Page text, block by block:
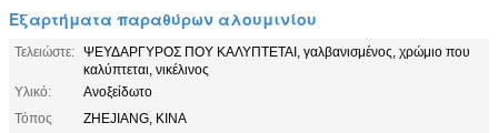
Εξαρτήματα παραθύρων αλουμινίου
Τελειώστε: ΨΕΥΔΑΡΓΥΡΟΣ ΠΟΥ ΚΑΛΥΠΤΕΤΑΙ, γαλβανισμένος, χρώμιο που
καλύπτεται, νικέλινος
Υλικό:
Ανοξείδωτο
Τόπος
ZHEJIANG, ΚΙΝΑ